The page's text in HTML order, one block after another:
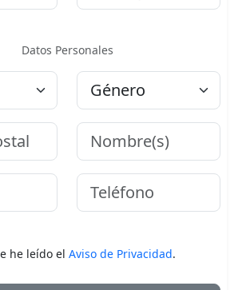
Datos Personales
Género
Nombre
Teléfono
he leído el Aviso de Privacidad.